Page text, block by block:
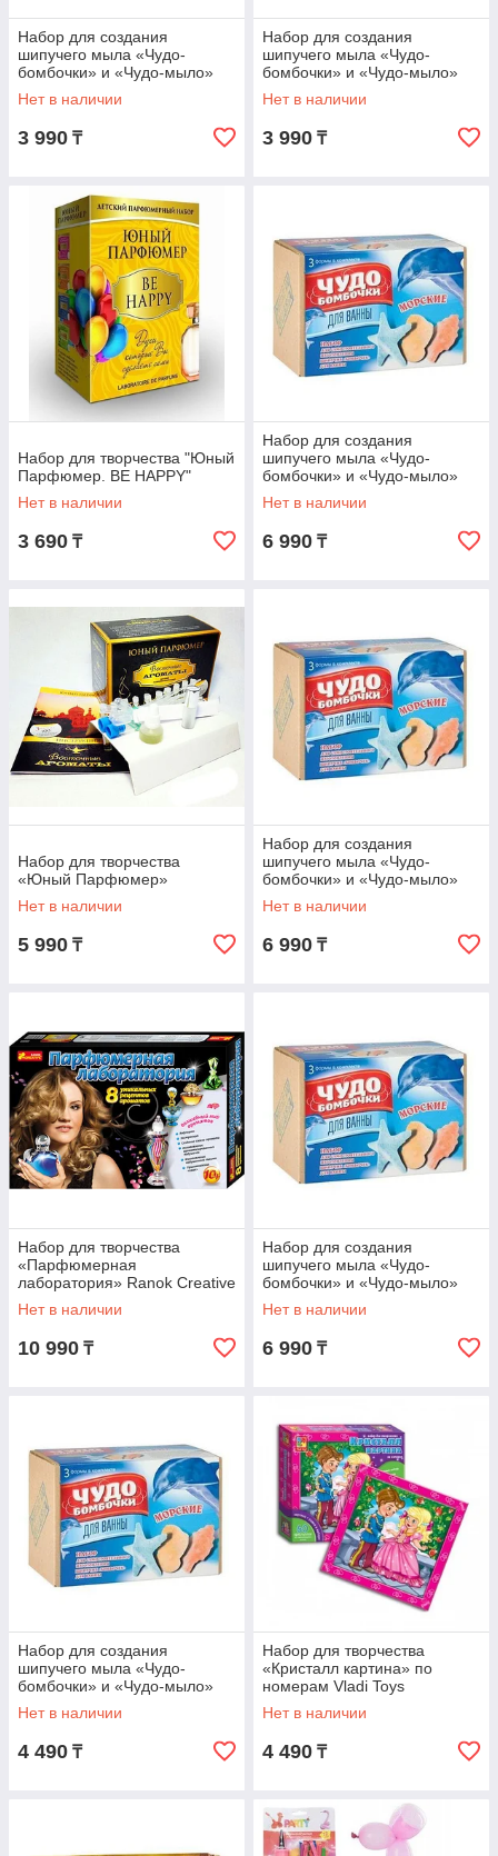
Набор для создания
шипучего мыла «Чудо-
бомбочки» и «Чудо-мыло»
(Морские)
Нет в наличии
3 990 ₸
Набор для создания
шипучего мыла «Чудо-
бомбочки» и «Чудо-мыло»
(Цветочные)
Нет в наличии
3 990 ₸
Набор для творчества "Юный
Парфюмер. BE HAPPY"
Нет в наличии
3 690 ₸
Набор для создания
шипучего мыла «Чудо-
бомбочки» и «Чудо-мыло»
(Чудо-мыло Цветы большой
набор)
Нет в наличии
6 990 ₸
Набор для творчества
«Юный Парфюмер»
Нет в наличии
5 990 ₸
Набор для создания
шипучего мыла «Чудо-
бомбочки» и «Чудо-мыло»
(Чудо-мыло Морской мир
большой набор)
Нет в наличии
6 990 ₸
Набор для творчества
«Парфюмерная
лаборатория» Ranok Creative
Нет в наличии
10 990 ₸
Набор для создания
шипучего мыла «Чудо-
бомбочки» и «Чудо-мыло»
(Чудо-мыло Животный мир
большой набор)
Нет в наличии
6 990 ₸
Набор для создания
шипучего мыла «Чудо-
бомбочки» и «Чудо-мыло»
(Чудо-Мыло Цветы малый
набор)
Нет в наличии
4 490 ₸
Набор для творчества
«Кристалл картина» по
номерам Vladi Toys
(Принцесса и принц)
Нет в наличии
4 490 ₸